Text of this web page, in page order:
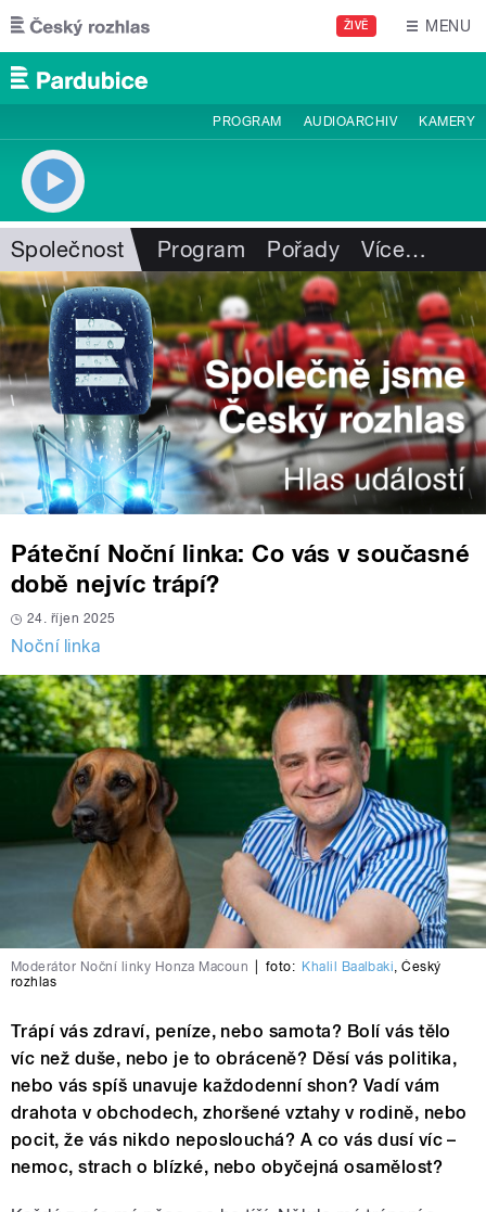
Přejít k hlavnímu obsahu
ŽIVĚ MENU
PROGRAM AUDIOARCHIV KAMERY
Společnost Program Pořady Více…
Páteční Noční linka: Co vás v současné
době nejvíc trápí?
24. říjen 2025
Noční linka
Moderátor Noční linky Honza Macoun foto: Khalil Baalbaki,Český
rozhlas
Trápí vás zdraví, peníze, nebo samota? Bolí vás tělo
víc než duše, nebo je to obráceně? Děsí vás politika,
nebo vás spíš unavuje každodenní shon? Vadí vám
drahota v obchodech, zhoršené vztahy v rodině, nebo
pocit, že vás nikdo neposlouchá? A co vás dusí víc –
nemoc, strach o blízké, nebo obyčejná osamělost?